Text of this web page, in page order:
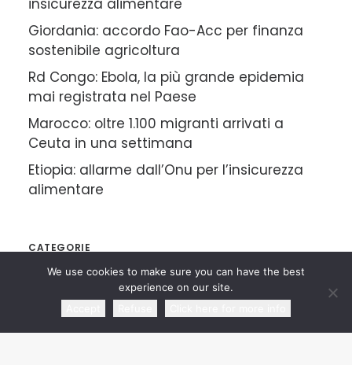
insicurezza alimentare
Giordania: accordo Fao-Acc per finanza
sostenibile agricoltura
Rd Congo: Ebola, la più grande epidemia
mai registrata nel Paese
Marocco: oltre 1.100 migranti arrivati a
Ceuta in una settimana
Etiopia: allarme dall’Onu per l’insicurezza
alimentare
CATEGORIE
Rassegna Agenzie di Stampa
We use cookies to make sure you can have the best
experience on our site.